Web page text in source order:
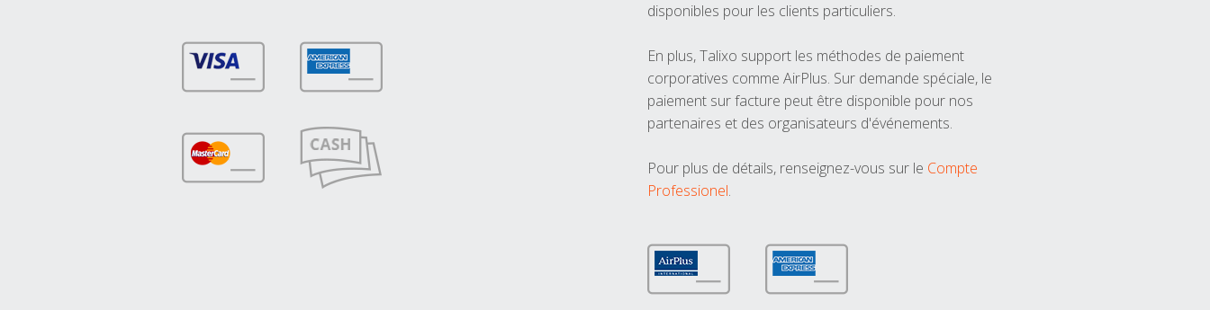
disponibles pour les clients particuliers.
En plus, Talixo support les méthodes de paiement
corporatives comme AirPlus. Sur demande spéciale, le
paiement sur facture peut être disponible pour nos
partenaires et des organisateurs d'événements.
Pour plus de détails, renseignez-vous sur le Compte
Professionel.